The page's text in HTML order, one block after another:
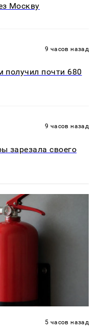
Москву
9 часов назад
получил почти 680
9 часов назад
зарезала своего
5 часов назад